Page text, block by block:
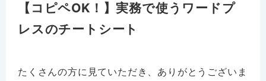
【コピペOK！】実務で使うワードプ
レスのチートシート
たくさんの方に見ていただき、ありがとうございま